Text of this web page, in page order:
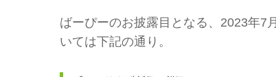
ばーぴーのお披露目となる、2023年7
いては下記の通り。